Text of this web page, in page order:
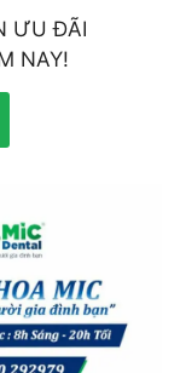
ƯU ĐÃI
NAY!